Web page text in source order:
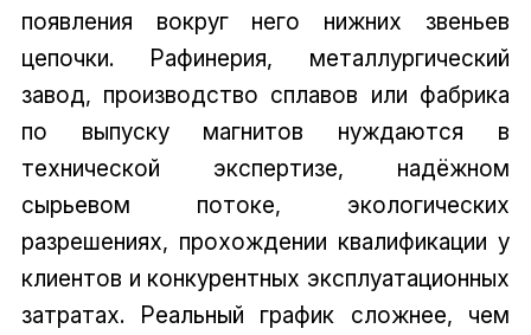
появления вокруг него нижних звеньев
цепочки. Рафинерия, металлургический
завод, производство сплавов или фабрика
по выпуску магнитов нуждаются в
технической экспертизе, надёжном
сырьевом потоке, экологических
разрешениях, прохождении квалификации у
клиентов и конкурентных эксплуатационных
затратах. Реальный график сложнее, чем